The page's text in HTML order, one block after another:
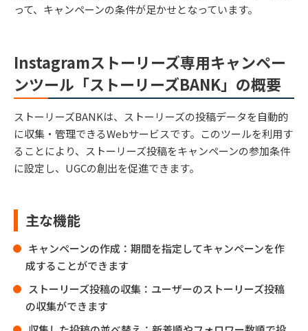
って、キャンペーンの条件が足かせとなっています。
Instagramストーリーズ専用キャンペー
ンツール「ストーリーズBANK」の概要
ストーリーズBANKは、ストーリーズの投稿データを自動的
に収集・管理できるWebサービスです。このツールを利用す
ることにより、ストーリーズ投稿をキャンペーンの参加条件
に設定し、UGCの創出を促進できます。
主な機能
キャンペーンの作成：期間を指定してキャンペーンを作
成することができます
ストーリーズ投稿の収集：ユーザーのストーリーズ投稿
の収集ができます